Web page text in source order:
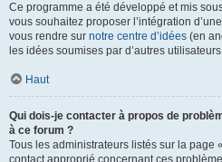
Ce programme a été développé et mis
vous souhaitez proposer l’intégration
vous rendre sur notre centre d’idées (en
les idées soumises par d’autres
Haut
Qui dois-je contacter à propos de
à ce forum ?
Tous les administrateurs listés sur la page
contact approprié concernant ces